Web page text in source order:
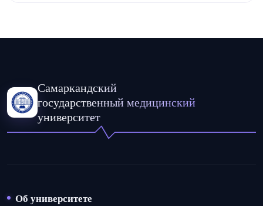
Самаркандский
государственный медицинский
университет
Об университете